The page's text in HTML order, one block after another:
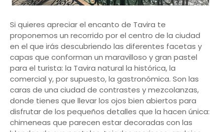
Si quieres apreciar el encanto de Tavira te
proponemos un recorrido por el centro de la ciudad
en el que irás descubriendo las diferentes facetas y
capas que conforman un maravilloso y gran pastel
para el turista: la Tavira natural la histórica, la
comercial y, por supuesto, la gastronómica. Son las
caras de una ciudad de contrastes y mezcolanzas,
donde tienes que llevar los ojos bien abiertos para
disfrutar de los pequeños detalles que la hacen única:
chimeneas que parecen estar decoradas con las